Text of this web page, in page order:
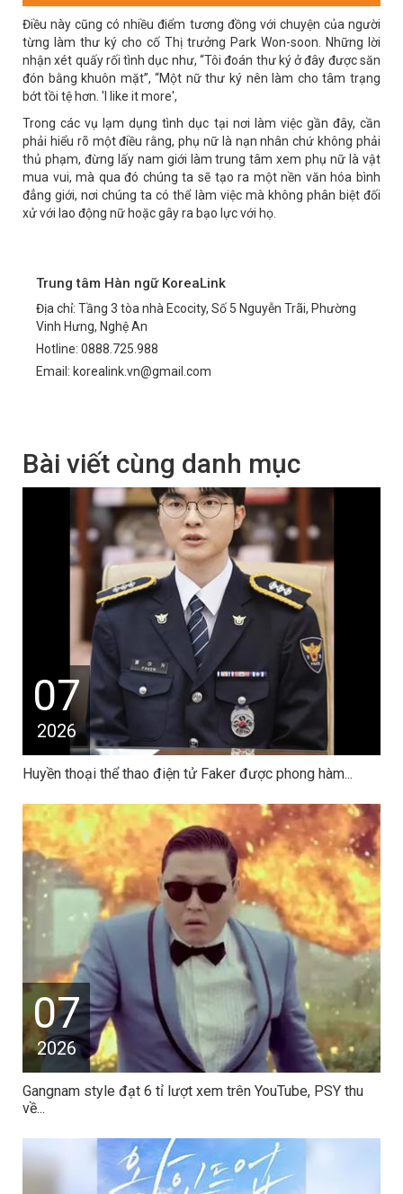
Điều này cũng có nhiều điểm tương đồng với chuyện của người
từng làm thư ký cho cố Thị trưởng Park Won-soon. Những lời
nhận xét quấy rối tình dục như, “Tôi đoán thư ký ở đây được săn
đón bằng khuôn mặt”, “Một nữ thư ký nên làm cho tâm trạng
bớt tồi tệ hơn. 'I like it more',
Trong các vụ lạm dụng tình dục tại nơi làm việc gần đây, cần
phải hiểu rõ một điều rằng, phụ nữ là nạn nhân chứ không phải
thủ phạm, đừng lấy nam giới làm trung tâm xem phụ nữ là vật
mua vui, mà qua đó chúng ta sẽ tạo ra một nền văn hóa bình
đẳng giới, nơi chúng ta có thể làm việc mà không phân biệt đối
xử với lao động nữ hoặc gây ra bạo lực với họ.
Trung tâm Hàn ngữ KoreaLink
Địa chỉ: Tầng 3 tòa nhà Ecocity, Số 5 Nguyễn Trãi, Phường
Vinh Hưng, Nghệ An
Hotline: 0888.725.988
Email: korealink.vn@gmail.com
Bài viết cùng danh mục
07
2026
Huyền thoại thể thao điện tử Faker được phong hàm...
07
2026
Gangnam style đạt 6 tỉ lượt xem trên YouTube, PSY thu
về...